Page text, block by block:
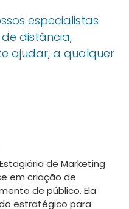
especialistas
distância,
ajudar, a qualquer
de Marketing
em criação de
de público. Ela
estratégico para